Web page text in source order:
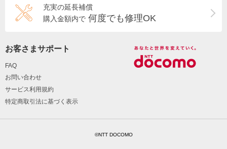
充実の延長補償
購入金額内で 何度でも修理OK
お客さまサポート
FAQ
お問い合わせ
サービス利用規約
特定商取引法に基づく表示
©NTT DOCOMO